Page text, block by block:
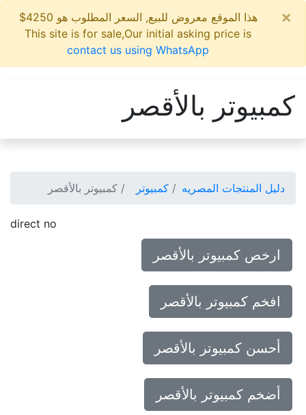
هذا الموقع معروض للبيع, السعر المطلوب هو 4250$
This site is for sale,Our initial asking price is
contact us using WhatsApp
كمبيوتر بالأقصر
دليل المنتجات المصريه كمبيوتر كمبيوتر بالأقصر
direct no
ارخص كمبيوتر بالأقصر
افخم كمبيوتر بالأقصر
أحسن كمبيوتر بالأقصر
أضخم كمبيوتر بالأقصر